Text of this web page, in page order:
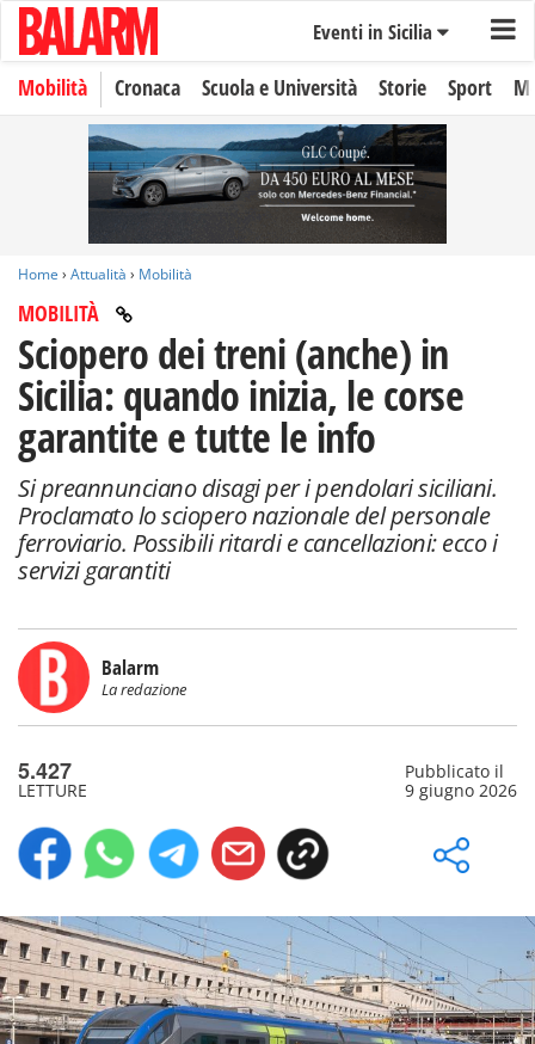
Eventi in Sicilia
Mobilità Cronaca Scuola e Università Storie Sport
Home › Attualità › Mobilità
MOBILITÀ
Sciopero dei treni (anche) in
Sicilia: quando inizia, le corse
garantite e tutte le info
Si preannunciano disagi per i pendolari siciliani.
Proclamato lo sciopero nazionale del personale
ferroviario. Possibili ritardi e cancellazioni: ecco i
servizi garantiti
Balarm
La redazione
5.427
LETTURE
Pubblicato il
9 giugno 2026